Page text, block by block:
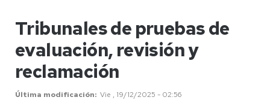
Tribunales de pruebas de
evaluación, revisión y
reclamación
Última modificación Vie , 19/12/2025 - 02:56